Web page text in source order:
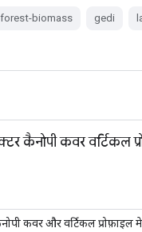
forest-biomass gedi
कैनोपी कवर वर्टिकल
कवर और वर्टिकल प्रोफ़ाइल